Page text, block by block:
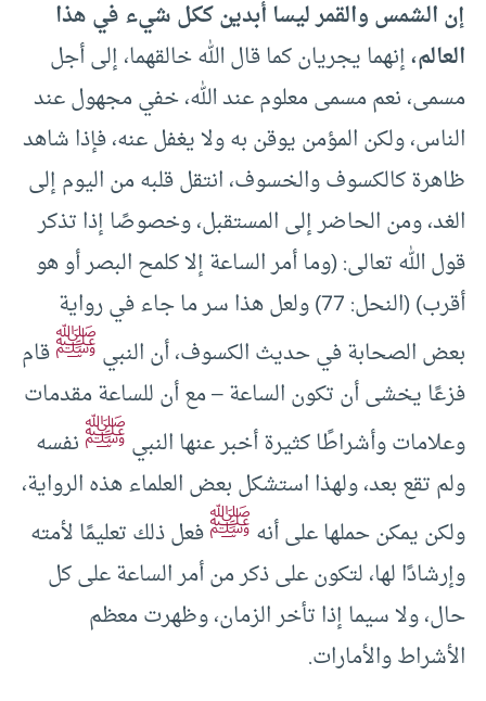
إن الشمس والقمر ليسا أبدين ككل شيء في هذا
العالم،إنهما يجريان كما قال الله خالقهما، إلى أجل
مسمى، نعم مسمى معلوم عند الله، خفي مجهول عند
الناس، ولكن المؤمن يوقن به ولا يغفل عنه، فإذا شاهد
ظاهرة كالكسوف والخسوف، انتقل قلبه من اليوم إلى
الغد، ومن الحاضر إلى المستقبل، وخصوصًا إذا تذكر
قول الله تعالى: (وما أمر الساعة إلا كلمح البصر أو هو
أقرب) (النحل: 77) ولعل هذا سر ما جاء في رواية
بعض الصحابة في حديث الكسوف، أن النبيﷺقام
فزعًا يخشى أن تكون الساعة – مع أن للساعة مقدمات
وعلامات وأشراطًا كثيرة أخبر عنها النبيﷺنفسه
ولم تقع بعد، ولهذا استشكل بعض العلماء هذه الرواية،
ولكن يمكن حملها على أنهﷺفعل ذلك تعليمًا لأمته
وإرشادًا لها، لتكون على ذكر من أمر الساعة على كل
حال، ولا سيما إذا تأخر الزمان، وظهرت معظم
الأشراط والأمارات.